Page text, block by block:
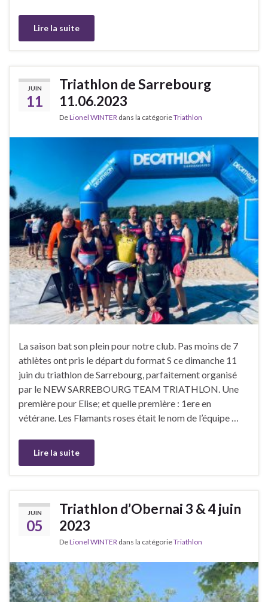
Lire la suite
JUIN
11
Triathlon de Sarrebourg
11.06.2023
DeLionel WINTER dans la catégorieTriathlon
La saison bat son plein pour notre club. Pas moins de 7
athlètes ont pris le départ du format S ce dimanche 11
juin du triathlon de Sarrebourg, parfaitement organisé
par le NEW SARREBOURG TEAM TRIATHLON. Une
première pour Elise; et quelle première : 1ere en
vétérane. Les Flamants roses était le nom de l’équipe …
Lire la suite
JUIN
05
Triathlon d’Obernai 3 & 4 juin
2023
DeLionel WINTER dans la catégorieTriathlon